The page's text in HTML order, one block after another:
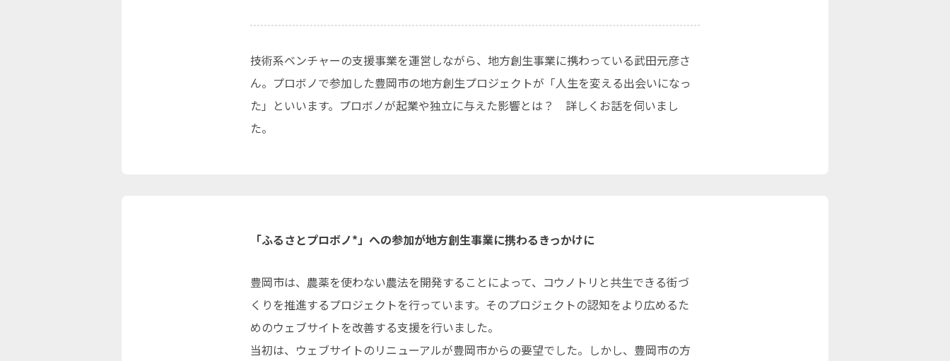
技術系ベンチャーの支援事業を運営しながら、地方創生事業に携わっている武田元彦さ
ん。プロボノで参加した豊岡市の地方創生プロジェクトが「人生を変える出会いになっ
た」といいます。プロボノが起業や独立に与えた影響とは？ 詳しくお話を伺いまし
た。
「ふるさとプロボノ*」への参加が地方創生事業に携わるきっかけに
豊岡市は、農薬を使わない農法を開発することによって、コウノトリと共生できる街づ
くりを推進するプロジェクトを行っています。そのプロジェクトの認知をより広めるた
めのウェブサイトを改善する支援を行いました。
当初は、ウェブサイトのリニューアルが豊岡市からの要望でした。しかし、豊岡市の方